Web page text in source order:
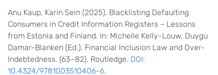
Anu Kaup, Karin Sein (2025). Blacklisting Defaulting
Consumers in Credit Information Registers – Lessons
from Estonia and Finland. In: Michelle Kelly-Louw, Duygu
Damar-Blanken (Ed.). Financial Inclusion Law and Over-
Indebtedness. (63−82). Routledge. DOI:
10.4324/9781003510406-6.